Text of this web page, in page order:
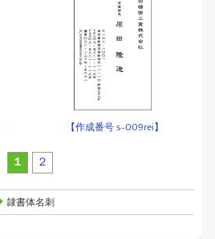
【作成番号 s-009rei】
１ ２
隷書体名刺